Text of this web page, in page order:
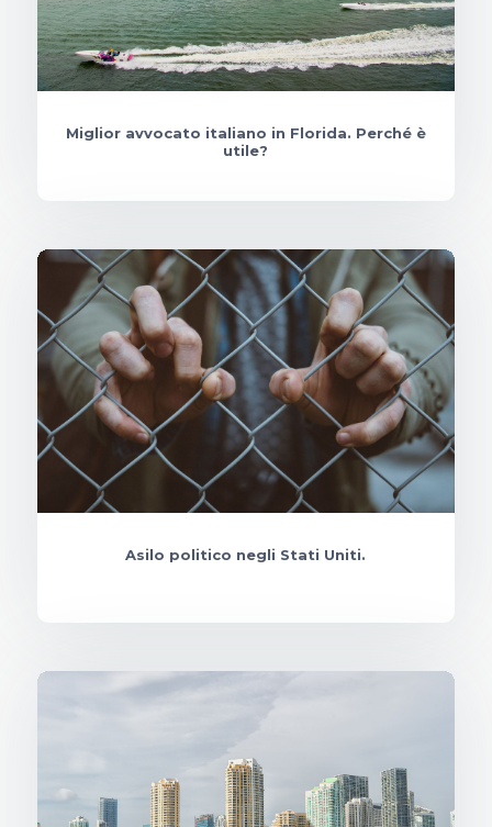
Miglior avvocato italiano in Florida. Perché è
utile?
Asilo politico negli Stati Uniti.